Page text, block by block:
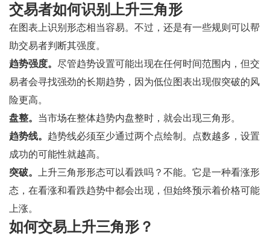
交易者如何识别上升三角形
在图表上识别形态相当容易。不过，还是有一些规则可以帮
助交易者判断其强度。
趋势强度。 尽管趋势设置可能出现在任何时间范围内，但交
易者会寻找强劲的长期趋势，因为低位图表出现假突破的风
险更高。
盘整。 当市场在整体趋势内盘整时，就会出现三角形。
趋势线。 趋势线必须至少通过两个点绘制。点数越多，设置
成功的可能性就越高。
突破。
上升三角形形态可以看跌吗？不能。它是一种看涨形
态，在看涨和看跌趋势中都会出现，但始终预示着价格可能
上涨。
如何交易上升三角形？